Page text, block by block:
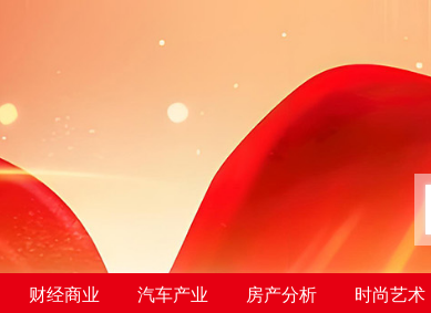
财经商业 汽车产业 房产分析 时尚艺术